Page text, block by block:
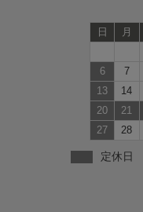
日 月
6
7
13
14
20
21
27
28
定休日